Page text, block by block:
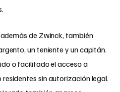
de Zwinck, también
un teniente y un capitán.
o facilitado el acceso a
sin autorización legal.